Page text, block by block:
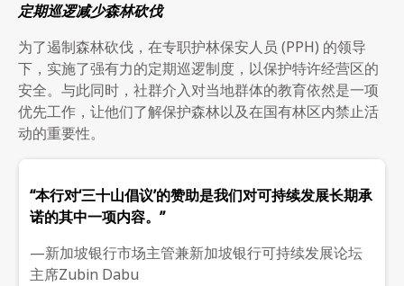
定期巡逻减少森林砍伐
为了遏制森林砍伐，在专职护林保安人员 (PPH) 的领导
下，实施了强有力的定期巡逻制度，以保护特许经营区的
安全。与此同时，社群介入对当地群体的教育依然是一项
优先工作，让他们了解保护森林以及在国有林区内禁止活
动的重要性。
“本行对‘三十山倡议’的赞助是我们对可持续发展长期承
诺的其中一项内容。”
—新加坡银行市场主管兼新加坡银行可持续发展论坛
主席Zubin Dabu